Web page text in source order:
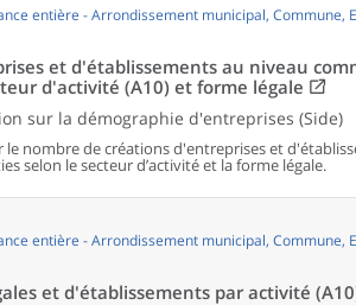
entière - Arrondissement municipal, Commune,
et d'établissements au niveau
d'activité (A10) et forme légale
sur la démographie d'entreprises (Side)
le nombre de créations d'entreprises et
selon le secteur d’activité et la forme légale.
entière - Arrondissement municipal, Commune,
et d'établissements par activité